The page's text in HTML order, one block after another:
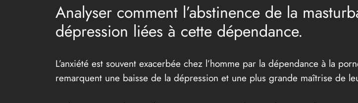
Analyser comment l’abstinence de la
dépression liées à cette dépendance.
L’anxiété est souvent exacerbée chez l’homme par la dépendance à la
remarquent une baisse de la dépression et une plus grande maîtrise de